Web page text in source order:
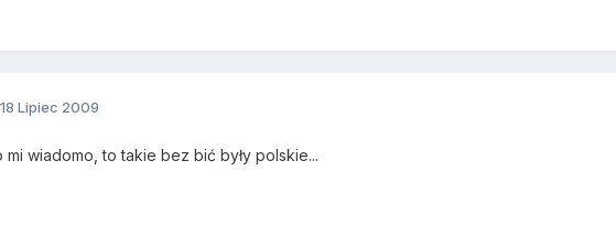
18 Lipiec 2009
mi wiadomo, to takie bez bić były polskie...